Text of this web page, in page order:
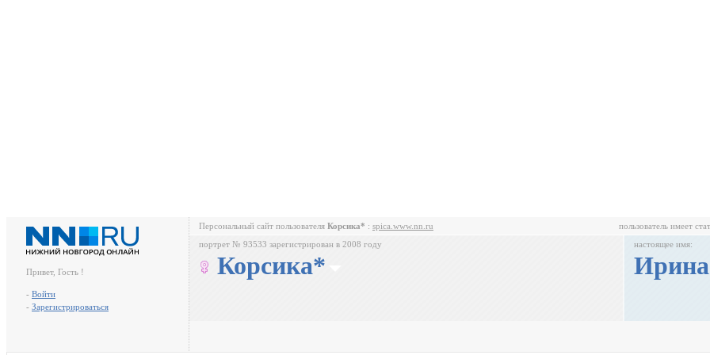
Привет, Гость !
- Войти
- Зарегистрироваться
Персональный сайт пользователя Корсика* : spica.www.nn.ru пользователь имеет
портрет № 93533 зарегистрирован в 2008 году
Корсика*
настоящее имя:
Ирина